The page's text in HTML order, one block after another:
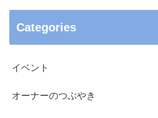
Categories
イベント
オーナーのつぶやき